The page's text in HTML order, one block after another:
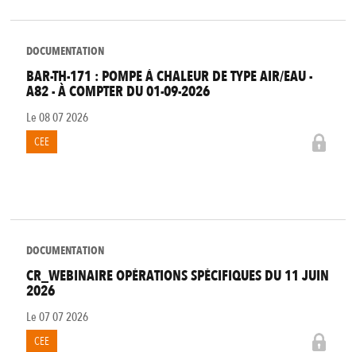
DOCUMENTATION
BAR-TH-171 : POMPE À CHALEUR DE TYPE AIR/EAU -
A82 - À COMPTER DU 01-09-2026
Le 08 07 2026
CEE
DOCUMENTATION
CR_WEBINAIRE OPÉRATIONS SPÉCIFIQUES DU 11 JUIN
2026
Le 07 07 2026
CEE